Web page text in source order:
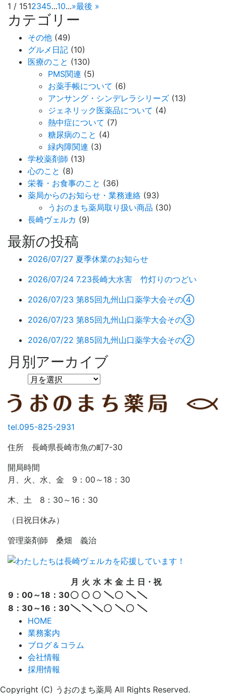
1 / 1512345...10...»最後 »
カテゴリー
その他 (49)
グルメ日記 (10)
医療のこと (130)
PMS関連 (5)
お薬手帳について (6)
アンサング・シンデレラシリーズ (13)
ジェネリック医薬品について (4)
熱中症について (7)
糖尿病のこと (4)
緑内障関連 (3)
学校薬剤師 (13)
心のこと (8)
栄養・お食事のこと (36)
薬局からのお知らせ・業務連絡 (93)
うおのまち薬局取り扱い商品 (30)
長崎ヴェルカ (9)
最新の投稿
2026/07/27 夏季休業のお知らせ
2026/07/24 7.23長崎大水害 竹灯りのつどい
2026/07/23 第85回九州山口薬学大会その④
2026/07/23 第85回九州山口薬学大会その③
2026/07/22 第85回九州山口薬学大会その②
月別アーカイブ
tel.095-825-2931
住所 長崎県長崎市魚の町7-30
開局時間
月、火、水、金 9：00～18：30
木、土 8：30～16：30
（日祝日休み）
管理薬剤師 桑畑 義治
月 火 水 木 金 土 日・祝
9：00～18：30
8：30～16：30
HOME
業務案内
ブログ＆コラム
会社情報
採用情報
Copyright (C) うおのまち薬局 All Rights Reserved.